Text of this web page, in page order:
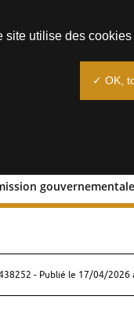
mission
- Publié le 17/04/2026
site utilise des
✓ OK,